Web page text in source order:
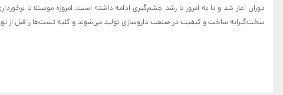
سخت‌گیرانه ساخت و کیفیت در صنعت داروسازی تولید می‌شوند و کلیه تست‌ها را قبل از